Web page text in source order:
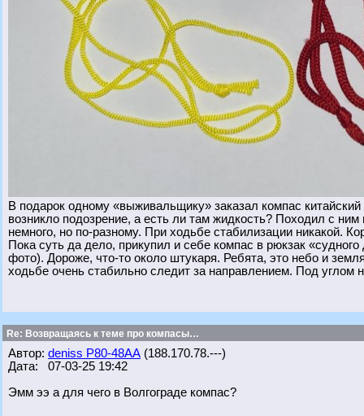
В подарок одному «выживальщику» заказал компас
возникло подозрение, а есть ли там жидкость? Походил с
немного, но по-разному. При ходьбе стабилизации никакой.
Пока суть да дело, прикупил и себе компас в рюкзак
фото). Дороже, что-то около штукаря. Ребята, это небо и
ходьбе очень стабильно следит за направлением. Под углом
Re: Возвращаясь к теме про компасы…
Автор: deniss Р80-48АА (188.170.78.---)
Дата: 07-03-25 19:42
Эмм ээ а для чего в Волгограде компас?